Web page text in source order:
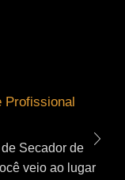
Profissional
Secador de
veio ao lugar